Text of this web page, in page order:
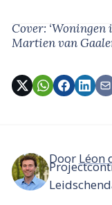
Cover: ‘Woningen
Martien van
Door Léon